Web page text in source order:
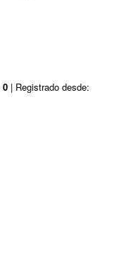
0 | Registrado desde: